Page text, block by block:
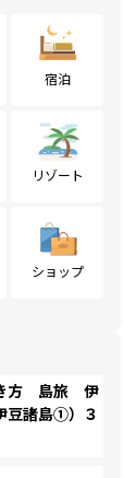
宿泊
リゾート
ショップ
方 島旅 伊
諸島①）３